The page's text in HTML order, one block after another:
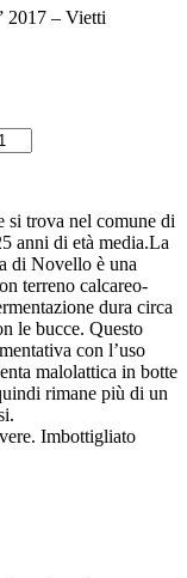
2017 – Vietti
si trova nel comune di
anni di età media.La
di Novello è una
terreno calcareo-
dura circa
le bucce. Questo
con l’uso
malolattica in botte
rimane più di un
Imbottigliato